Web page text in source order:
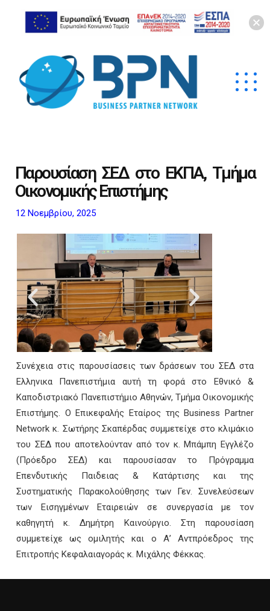
Παρουσίαση ΣΕΔ στο ΕΚΠΑ, Τμήμα
Οικονομικής Επιστήμης
12 Νοεμβρίου, 2025
Συνέχεια στις παρουσίασεις των δράσεων του ΣΕΔ στα
Ελληνικα Πανεπιστήμια αυτή τη φορά στο Εθνικό &
Καποδιστριακό Πανεπιστήμιο Αθηνών, Τμήμα Οικονομικής
Επιστήμης. Ο Επικεφαλής Εταίρος της Business Partner
Network κ. Σωτήρης Σκαπέρδας συμμετείχε στο κλιμάκιο
του ΣΕΔ που αποτελούνταν από τον κ. Μπάμπη Εγγλέζο
(Πρόεδρο ΣΕΔ) και παρουσίασαν το Πρόγραμμα
Επενδυτικής Παιδειας & Κατάρτισης και της
Συστηματικής Παρακολούθησης των Γεν. Συνελεύσεων
των Εισηγμένων Εταιρειών σε συνεργασία με τον
καθηγητή κ. Δημήτρη Καινούργιο. Στη παρουσίαση
συμμετείχε ως ομιλητής και ο Α’ Αντπρόεδρος της
Επιτροπής Κεφαλαιαγοράς κ. Μιχάλης Φέκκας.